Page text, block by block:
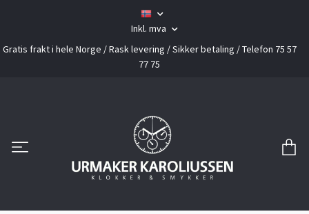
Inkl. mva
Gratis frakt i hele Norge / Rask levering / Sikker betaling / Telefon 75 57
77 75